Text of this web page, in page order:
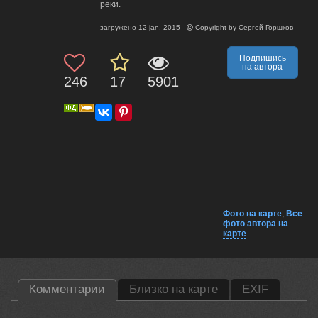
реки.
загружено 12 jan, 2015 Copyright by Сергей Горшков
246 17 5901
Подпишись
на автора
Фото на карте, Все
фото автора на
карте
Комментарии Близко на карте EXIF